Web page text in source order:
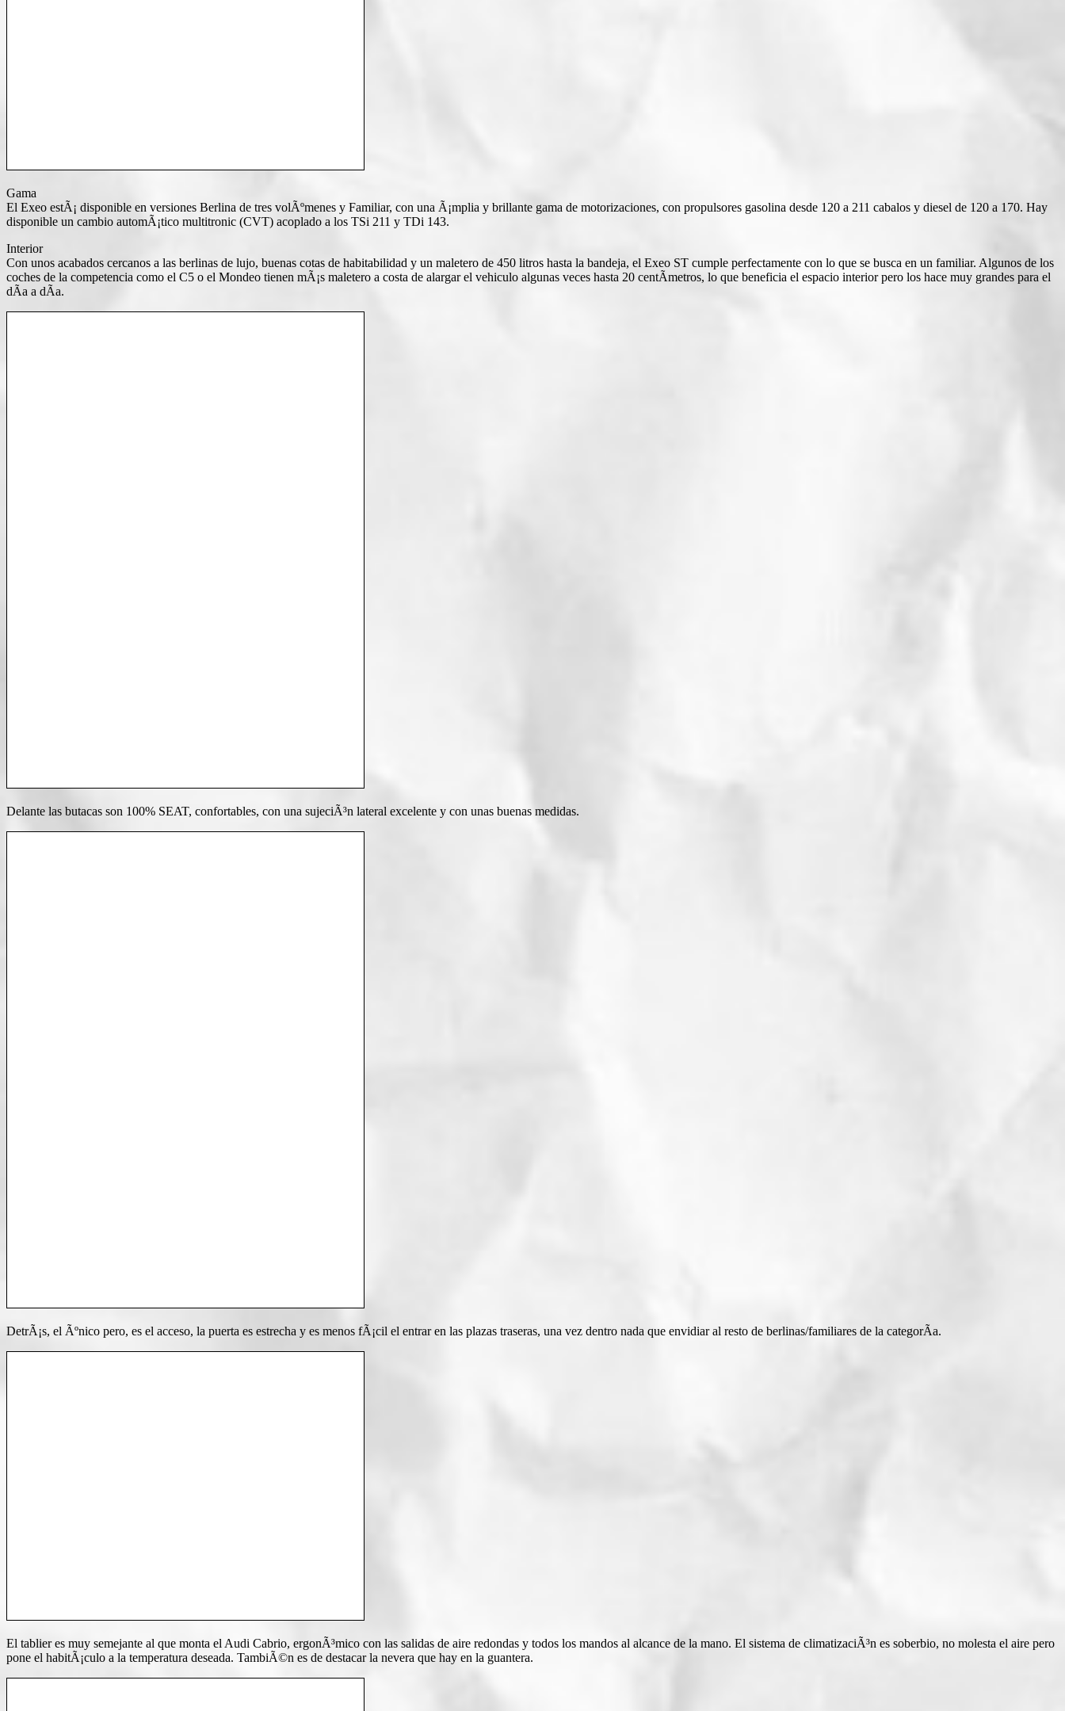
Gama
El Exeo estÃ¡ disponible en versiones Berlina de tres volÃºmenes y Familiar, con una Ã¡mplia y brillante gama de motorizaciones, con propulsores gasolina desde 120 a 211 cabalos y diesel de 120 a 170. Hay
disponible un cambio automÃ¡tico multitronic (CVT) acoplado a los TSi 211 y TDi 143.
Interior
Con unos acabados cercanos a las berlinas de lujo, buenas cotas de habitabilidad y un maletero de 450 litros hasta la bandeja, el Exeo ST cumple perfectamente con lo que se busca en un familiar. Algunos de los
coches de la competencia como el C5 o el Mondeo tienen mÃ¡s maletero a costa de alargar el vehiculo algunas veces hasta 20 centÃ­metros, lo que beneficia el espacio interior pero los hace muy grandes para el
dÃ­a a dÃ­a.
Delante las butacas son 100% SEAT, confortables, con una sujeciÃ³n lateral excelente y con unas buenas medidas.
DetrÃ¡s, el Ãºnico pero, es el acceso, la puerta es estrecha y es menos fÃ¡cil el entrar en las plazas traseras, una vez dentro nada que envidiar al resto de berlinas/familiares de la categorÃ­a.
El tablier es muy semejante al que monta el Audi Cabrio, ergonÃ³mico con las salidas de aire redondas y todos los mandos al alcance de la mano. El sistema de climatizaciÃ³n es soberbio, no molesta el aire pero
pone el habitÃ¡culo a la temperatura deseada. TambiÃ©n es de destacar la nevera que hay en la guantera.